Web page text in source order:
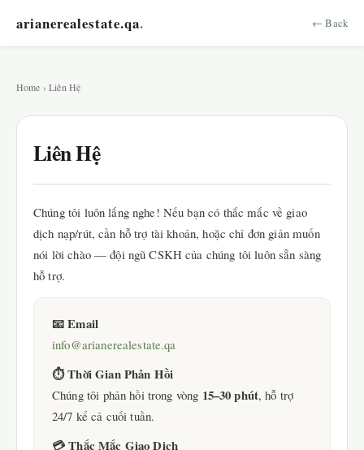
arianerealestate.qa. ← Back
Home › Liên Hệ
Liên Hệ
Chúng tôi luôn lắng nghe! Nếu bạn có thắc mắc về giao
dịch nạp/rút, cần hỗ trợ tài khoản, hoặc chỉ đơn giản muốn
nói lời chào — đội ngũ CSKH của chúng tôi luôn sẵn sàng
hỗ trợ.
📧 Email
info@arianerealestate.qa
⏱ Thời Gian Phản Hồi
Chúng tôi phản hồi trong vòng 15–30 phút, hỗ trợ
24/7 kể cả cuối tuần.
💳 Thắc Mắc Giao Dịch